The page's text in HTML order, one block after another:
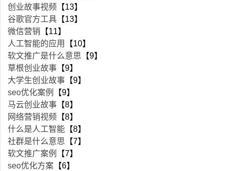
创业故事视频 【13】
谷歌官方工具 【13】
微信营销 【11】
人工智能的应用
【10】
软文推广是什么意思 【9】
草根创业故事 【9】
大学生创业故事 【9】
seo优化案例
【9】
马云创业故事 【8】
网络营销视频 【8】
什么是人工智能 【8】
社群是什么意思 【7】
软文推广案例
【7】
seo优化方案 【6】